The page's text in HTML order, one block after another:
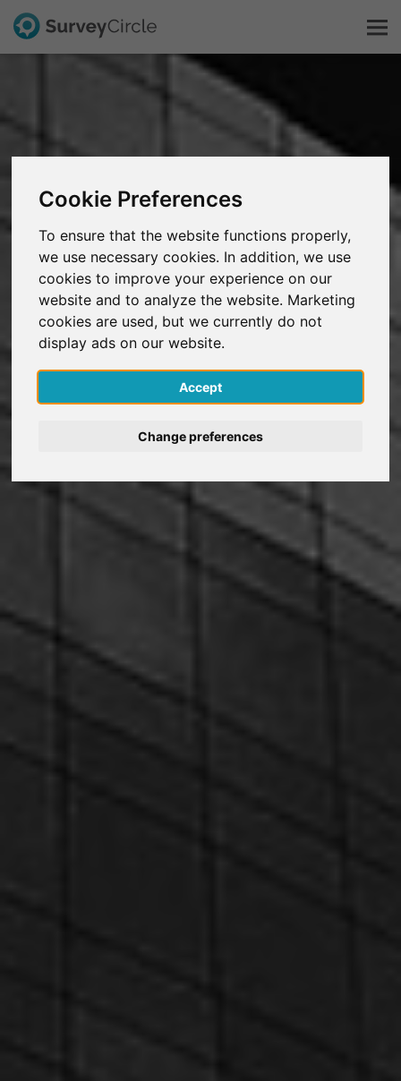
Cookie Preferences
To ensure that the website functions properly,
we use necessary cookies. In addition, we use
cookies to improve your experience on our
website and to analyze the website. Marketing
cookies are used, but we currently do not
display ads on our website.
Accept
Change preferences
Questo è SurveyCircle
Scopri la ricerca
FAQ
Registrati gratis
Accedi
English
Deutsch
Nederlands